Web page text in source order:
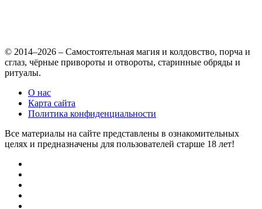
© 2014–2026 – Самостоятельная магия и колдовство, порча и
сглаз, чёрные привороты и отвороты, старинные обряды и
ритуалы.
О нас
Карта сайта
Политика конфиденциальности
Все материалы на сайте представлены в ознакомительных
целях и предназначены для пользователей старше 18 лет!